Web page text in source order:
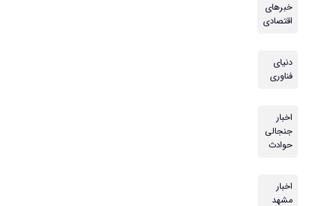
خبرهای
اقتصادی
دنیای
فناوری
اخبار
جنجالی
حوادث
اخبار
مشهد